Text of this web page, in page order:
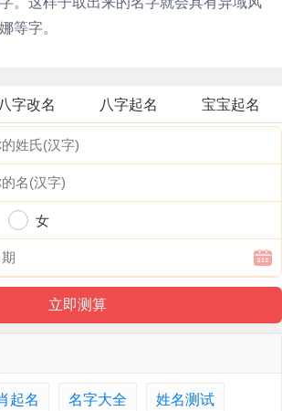
等字。
八字改名 八字起名 宝宝起名
女
起名 名字大全
姓名测试